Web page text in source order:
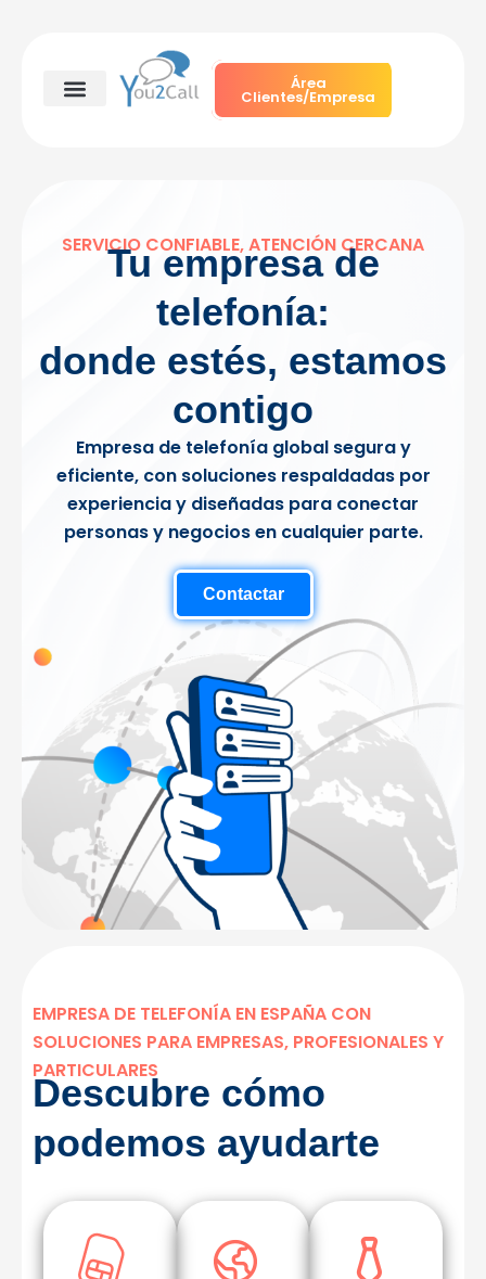
Área
Clientes/Empresa
SERVICIO CONFIABLE, ATENCIÓN CERCANA
Tu empresa de
telefonía:
donde estés, estamos
contigo
Empresa de telefonía global segura y
eficiente, con soluciones respaldadas por
experiencia y diseñadas para conectar
personas y negocios en cualquier parte.
Contactar
EMPRESA DE TELEFONÍA EN ESPAÑA CON
SOLUCIONES PARA EMPRESAS, PROFESIONALES Y
PARTICULARES
Descubre cómo
podemos ayudarte